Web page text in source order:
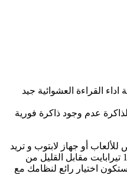
اداء القراءة العشوائية جيد
عدم وجود ذاكرة فورية
أو جهاز لابتوب و تريد
ترقية وحدة التخزين لديك الى سعة 1 تيرابايت مقابل القليل من
المال فان وحدة T-Force Vulcan Z ستكون اختيار رائع لنظامك مع